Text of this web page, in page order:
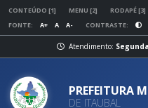
CONTEÚDO [1] MENU [2]
RODAPÉ [3]
FONTE:
A+ A A- CONTRASTE:
Atendimento:
PREFEITURA
DE ITAUBAL